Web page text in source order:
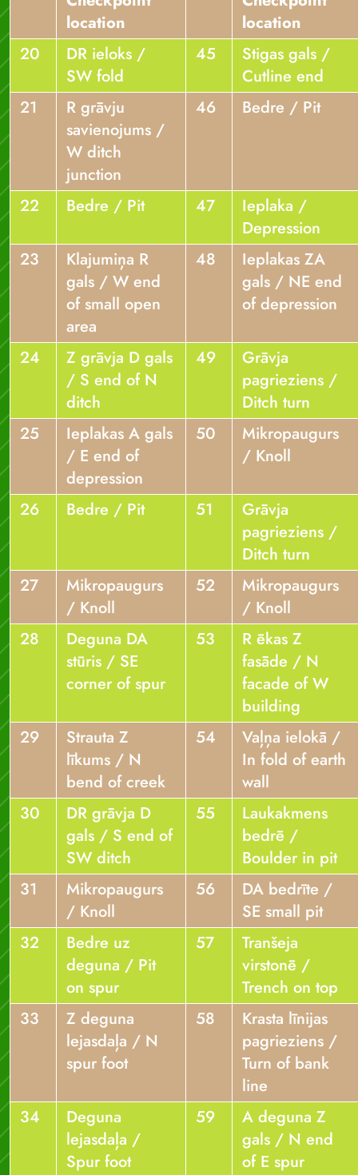
location
location
20
DR ieloks /
SW fold
45
Stigas gals /
Cutline end
21
R grāvju
savienojums /
W ditch
junction
46 Bedre / Pit
22 Bedre / Pit 47
Ieplaka /
Depression
23
Klajumiņa R
gals / W end
of small open
area
48
Ieplakas ZA
gals / NE end
of depression
24
Z grāvja D gals
/ S end of N
ditch
49
Grāvja
pagrieziens /
Ditch turn
25
Ieplakas A gals
/ E end of
depression
50
Mikropaugurs
/ Knoll
26 Bedre / Pit 51
Grāvja
pagrieziens /
Ditch turn
27
Mikropaugurs
/ Knoll
52
Mikropaugurs
/ Knoll
28
Deguna DA
stūris / SE
corner of spur
53
R ēkas Z
fasāde / N
facade of W
building
29
Strauta Z
līkums / N
bend of creek
54
Vaļņa ielokā /
In fold of earth
wall
30
DR grāvja D
gals / S end of
SW ditch
55
Laukakmens
bedrē /
Boulder in pit
31
Mikropaugurs
/ Knoll
56
DA bedrīte /
SE small pit
32
Bedre uz
deguna / Pit
on spur
57
Tranšeja
virstonē /
Trench on top
33
Z deguna
lejasdaļa / N
spur foot
58
Krasta līnijas
pagrieziens /
Turn of bank
line
34
Deguna
lejasdaļa /
Spur foot
59
A deguna Z
gals / N end
of E spur